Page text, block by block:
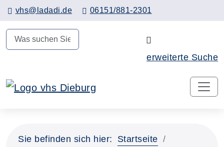
vhs@ladadi.de 06151/881-2301
erweiterte Suche
Hauptinhalt anspringen
Sie befinden sich hier:
Startseite